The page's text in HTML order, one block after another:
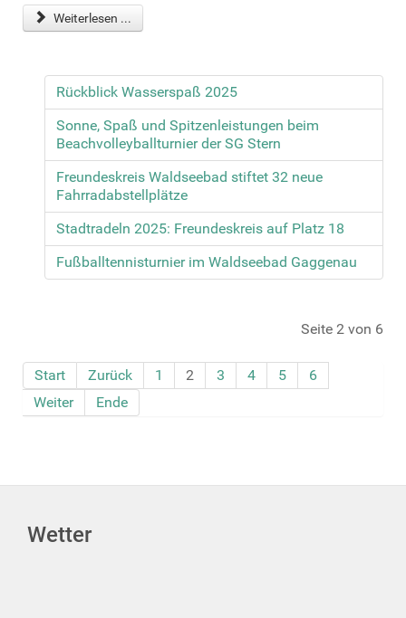
Weiterlesen ...
Rückblick Wasserspaß 2025
Sonne, Spaß und Spitzenleistungen beim
Beachvolleyballturnier der SG Stern
Freundeskreis Waldseebad stiftet 32 neue
Fahrradabstellplätze
Stadtradeln 2025: Freundeskreis auf Platz 18
Fußballtennisturnier im Waldseebad Gaggenau
Seite 2 von 6
Start Zurück 1 2 3 4 5
6
Weiter
Ende
Wetter